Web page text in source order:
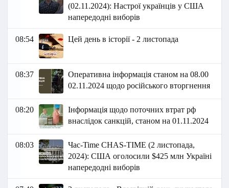
(02.11.2024): Настрої українців у США
напередодні виборів
08:54 Цей день в історії - 2 листопада
08:37
Оперативна інформація станом на 08.00
02.11.2024 щодо російського вторгнення
08:20
Інформація щодо поточних втрат рф
внаслідок санкцій, станом на 01.11.2024
08:03
Час-Time CHAS-TIME (2 листопада,
2024): США оголосили $425 млн Україні
напередодні виборів